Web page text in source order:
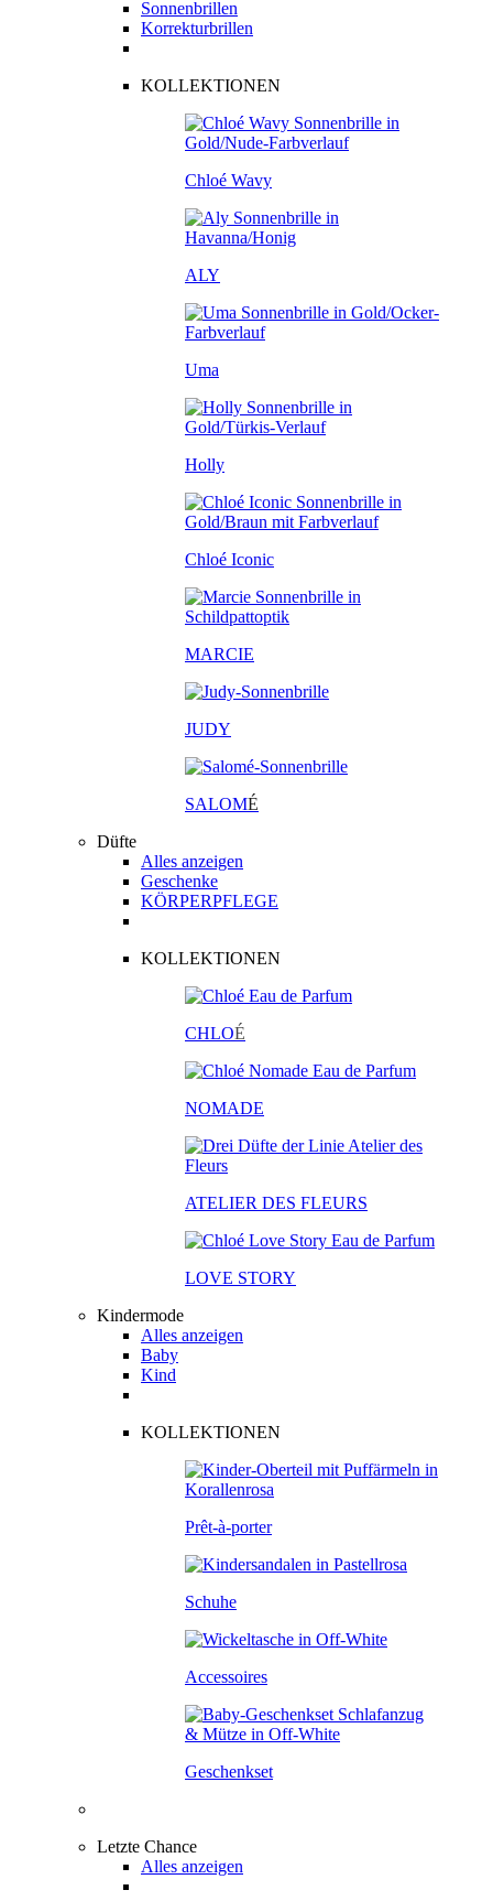
Sonnenbrillen
Korrekturbrillen
KOLLEKTIONEN
Chloé Wavy
ALY
Uma
Holly
Chloé Iconic
MARCIE
JUDY
SALOMÉ
Düfte
Alles anzeigen
Geschenke
KÖRPERPFLEGE
KOLLEKTIONEN
CHLOÉ
NOMADE
ATELIER DES FLEURS
LOVE STORY
Kindermode
Alles anzeigen
Baby
Kind
KOLLEKTIONEN
Prêt-à-porter
Schuhe
Accessoires
Geschenkset
Letzte Chance
Alles anzeigen